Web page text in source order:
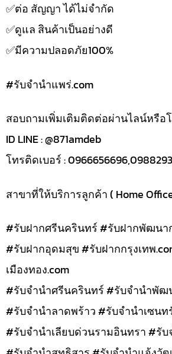
✅️ต่อ สัญญา ได้ไม่จำกัด
✅️ดูแล สินค้าเป็นอย่างดี
✅️มีความปลอดภัย100%
#รับจํานําแพร่.com
สอบถามเพิ่มเติมติดต่อผ่านไลน์หรือ
ID LINE : @871amdeb
โทรติดเบอร์ :
สาขาที่ให้บริการลูกค้า ( Home
#รับฝากศรีนครินทร์ #รับฝากพัฒนา
#รับฝากอุดมสุข #รับฝากกรุงเทพ
เมืองทอง.com
#รับจำนำศรีนครินทร์ #รับจำนำพัฒ
#รับจำนำลาดพร้าว #รับจำนำเซนท
#รับจำนำเลียบด่วนรามอินทรา #รั